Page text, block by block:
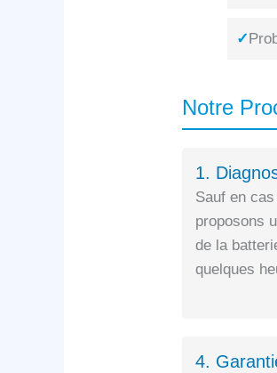
✓
Notre
1.
Sauf en cas
proposons
de la
quelques
4.